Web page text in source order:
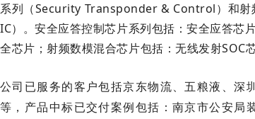
系列（Security Transponder & Control）和射
IC）。安全应答控制芯片系列包括：安全应答芯
全芯片；射频数模混合芯片包括：无线发射SOC芯
公司已服务的客户包括京东物流、五粮液、深
等，产品中标已交付案例包括：南京市公安局